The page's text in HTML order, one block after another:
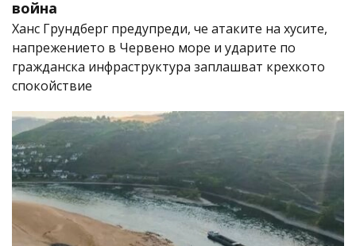
война
Ханс Грундберг предупреди, че атаките на хусите,
напрежението в Червено море и ударите по
гражданска инфраструктура заплашват крехкото
спокойствие